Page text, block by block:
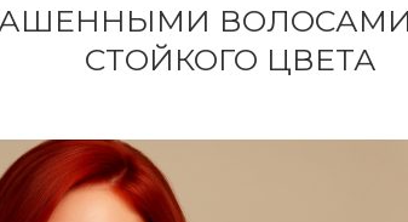
СТОЙКОГО ЦВЕТА